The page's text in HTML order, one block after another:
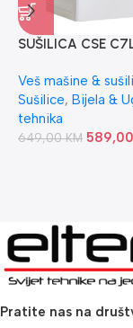
SUŠILICA CSE
Veš mašine &
Sušilice, Bijela &
tehnika
649,00KM 589,00
Pratite nas na